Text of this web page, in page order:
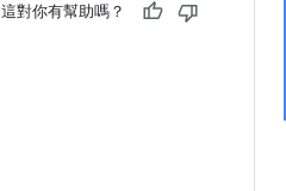
這對你有幫助嗎？